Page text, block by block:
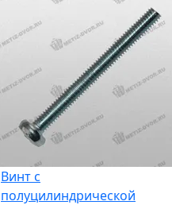
Винт с
полуцилиндрической